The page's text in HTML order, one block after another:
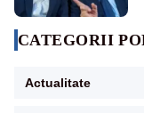
CATEGORII
Actualitate